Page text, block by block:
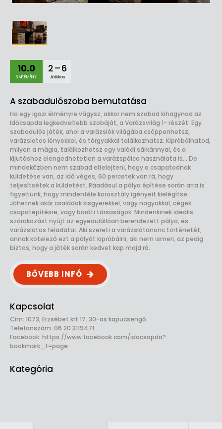
10.0
3 VÉLEMÉNY
2 – 6
Játékos
A szabadulószoba bemutatása
Ha egy igazi élményre vágysz, akkor nem szabad kihagynod az
Időcsapda legkedveltebb szobáját, a Varázsvilág 1- részét. Egy
szabadulós játék, ahol a varázslók világába csöppenhetsz,
varázslatos lényekkel, és tárgyakkal találkozhatsz. Kipróbálhatod,
milyen a mágia, találkozhatsz egy valódi sárkánnyal, és a
kijutáshoz elengedhetetlen a varázspálca használata is… De
mindeközben nem szabad elfelejteni, hogy a csapatodnak
küldetése van, az idő véges, 60 percetek van rá, hogy
teljesítsétek a küldetést. Ráadásul a pálya építése során arra is
figyeltünk, hogy mindenféle korosztály igényeit kielégítse.
Jöhetnek akár családok kisgyerekkel, vagy nagyokkal, cégek
csapatépítésre, vagy baráti társaságok. Mindenkinek ideális
szórakozást nyújt az egyedülállóan berendezett pálya, és
varázslatos feladatai. Aki szereti a varázslótanonc történetét,
annak kötelező ezt a pályát kipróbálni, aki nem ismeri, az pedig
biztos, hogy a játék során kedvet kap majd rá.
BŐVEBB INFÓ
Kapcsolat
Cím: 1073, Erzsébet krt 17. 30-as kapucsengő
Telefonszám: 06 20 3119471
Facebook: https://www.facebook.com/idocsapda?
bookmark_t=page
Kategória